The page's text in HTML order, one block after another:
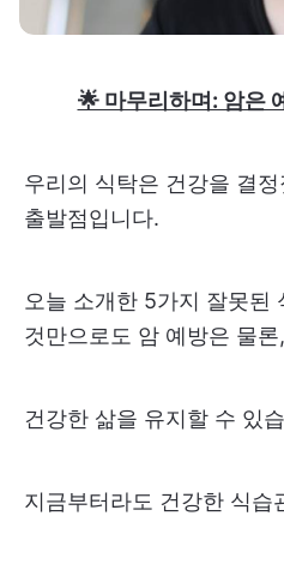
🌟 마무리하며: 암은
우리의 식탁은 건강을 결
출발점입니다.
오늘 소개한 5가지 잘못된
것만으로도 암 예방은 물론,
건강한 삶을 유지할 수 있
지금부터라도 건강한 식습